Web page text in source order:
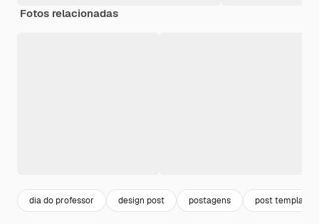
Fotos relacionadas
dia do professor design post postagens post template